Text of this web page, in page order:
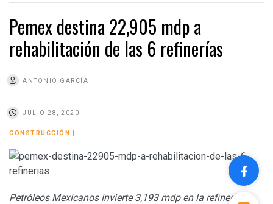
Pemex destina 22,905 mdp a
rehabilitación de las 6 refinerías
ANTONIO GARCÍA
JULIO 28, 2020
CONSTRUCCIÓN
Petróleos Mexicanos invierte 3,193 mdp en la refinería de